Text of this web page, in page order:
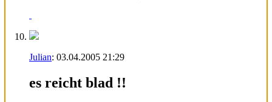
Julian: 03.04.2005 21:29
es reicht blad !!